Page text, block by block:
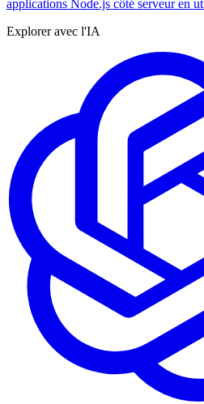
applications Node.js côté serveur en
Explorer avec l'IA